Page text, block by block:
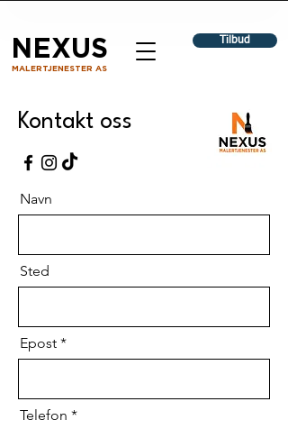
Tilbud
NEXUS
MALERTJENESTER AS
Kontakt oss
Navn
Sted
Epost
Telefon